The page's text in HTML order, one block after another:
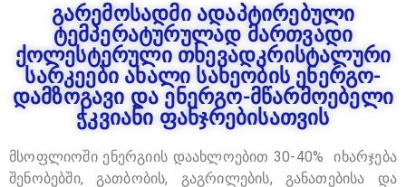
გარემოსადმი ადაპტირებული
ტემპერატურულად მართვადი
ქოლესტერული თხევადკრისტალური
სარკეები ახალი სახეობის ენერგო-
დამზოგავი და ენერგო-მწარმოებელი
ჭკვიანი ფანჯრებისათვის
მსოფლიოში ენერგიის დაახლოებით 30-40% იხარჯება
შენობებში, გათბობის, გაგრილების, განათებისა და